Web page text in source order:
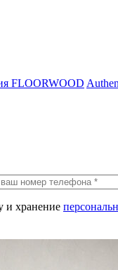
FLOORWOOD
и хранение